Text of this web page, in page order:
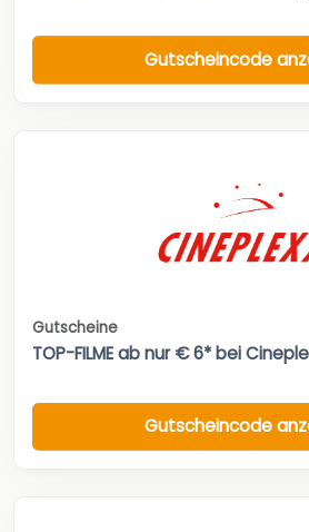
Gutscheincode
Gutscheine
TOP-FILME ab nur € 6* bei
Gutscheincode